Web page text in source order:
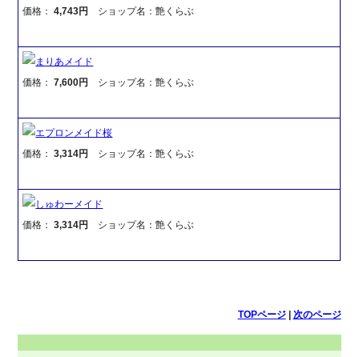
価格：4,743円 ショップ名：艶くらぶ
まりあメイド
価格：7,600円 ショップ名：艶くらぶ
エプロンメイド桜
価格：3,314円 ショップ名：艶くらぶ
しゅわーメイド
価格：3,314円 ショップ名：艶くらぶ
TOPページ| 次のページ